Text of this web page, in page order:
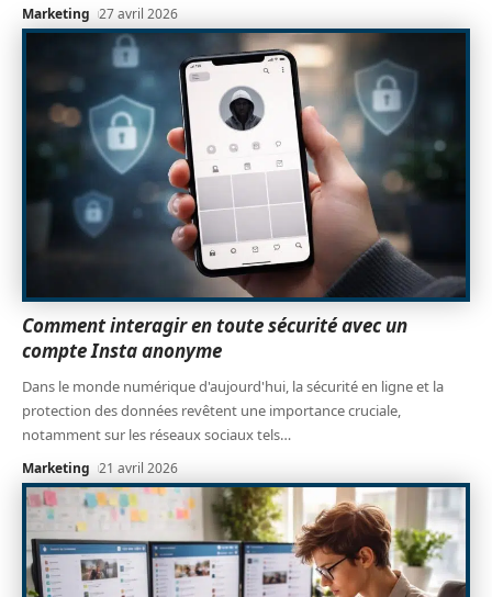
Marketing 27 avril 2026
Comment interagir en toute sécurité avec un
compte Insta anonyme
Dans le monde numérique d'aujourd'hui, la sécurité en ligne et la
protection des données revêtent une importance cruciale,
notamment sur les réseaux sociaux tels…
Marketing 21 avril 2026